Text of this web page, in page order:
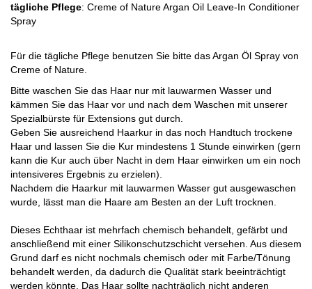
tägliche Pflege: Creme of Nature Argan Oil Leave-In Conditioner
Spray
Für die tägliche Pflege benutzen Sie bitte das Argan Öl Spray von
Creme of Nature.
Bitte waschen Sie das Haar nur mit lauwarmen Wasser und
kämmen Sie das Haar vor und nach dem Waschen mit unserer
Spezialbürste für Extensions gut durch.
Geben Sie ausreichend Haarkur in das noch Handtuch trockene
Haar und lassen Sie die Kur mindestens 1 Stunde einwirken (gern
kann die Kur auch über Nacht in dem Haar einwirken um ein noch
intensiveres Ergebnis zu erzielen).
Nachdem die Haarkur mit lauwarmen Wasser gut ausgewaschen
wurde, lässt man die Haare am Besten an der Luft trocknen.
Dieses Echthaar ist mehrfach chemisch behandelt, gefärbt und
anschließend mit einer Silikonschutzschicht versehen. Aus diesem
Grund darf es nicht nochmals chemisch oder mit Farbe/Tönung
behandelt werden, da dadurch die Qualität stark beeinträchtigt
werden könnte. Das Haar sollte nachträglich nicht anderen